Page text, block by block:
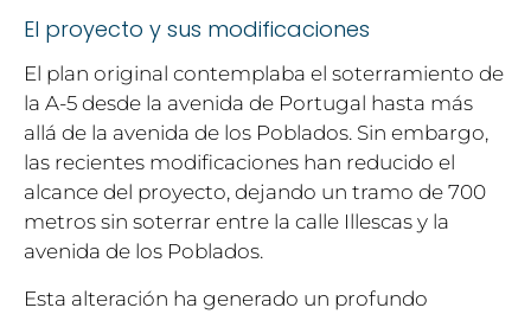
El proyecto y sus modificaciones
El plan original contemplaba el soterramiento de
la A-5 desde la avenida de Portugal hasta más
allá de la avenida de los Poblados. Sin embargo,
las recientes modificaciones han reducido el
alcance del proyecto, dejando un tramo de 700
metros sin soterrar entre la calle Illescas y la
avenida de los Poblados.
Esta alteración ha generado un profundo